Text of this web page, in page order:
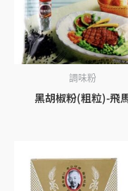
調味粉
黑胡椒粉(粗粒)-飛